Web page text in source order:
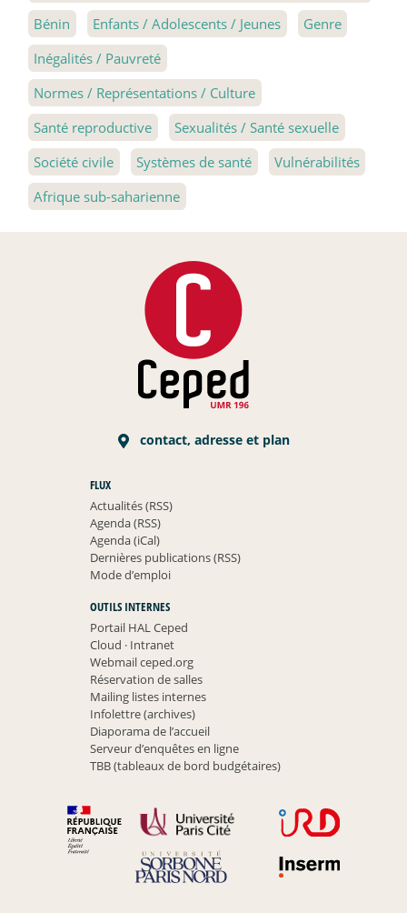
Bénin
Enfants / Adolescents / Jeunes
Genre
Inégalités / Pauvreté
Normes / Représentations / Culture
Santé reproductive
Sexualités / Santé sexuelle
Société civile
Systèmes de santé
Vulnérabilités
Afrique sub-saharienne
contact, adresse et plan
FLUX
Actualités (RSS)
Agenda (RSS)
Agenda (iCal)
Dernières publications (RSS)
Mode d’emploi
OUTILS INTERNES
Portail HAL Ceped
Cloud ·Intranet
Webmail ceped.org
Réservation de salles
Mailing listes internes
Infolettre (archives)
Diaporama de l’accueil
Serveur d’enquêtes en ligne
TBB (tableaux de bord budgétaires)